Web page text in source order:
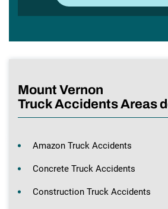
Mount Vernon
Truck Accidents Areas
Amazon Truck Accidents
Concrete Truck Accidents
Construction Truck Accidents